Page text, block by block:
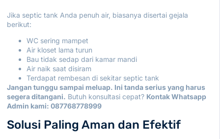
Jika septic tank Anda penuh air, biasanya disertai gejala
berikut:
WC sering mampet
Air kloset lama turun
Bau tidak sedap dari kamar mandi
Air naik saat disiram
Terdapat rembesan di sekitar septic tank
Jangan tunggu sampai meluap. Ini tanda serius yang harus
segera ditangani. Butuh konsultasi cepat? Kontak Whatsapp
Admin kami: 087768778999
Solusi Paling Aman dan Efektif